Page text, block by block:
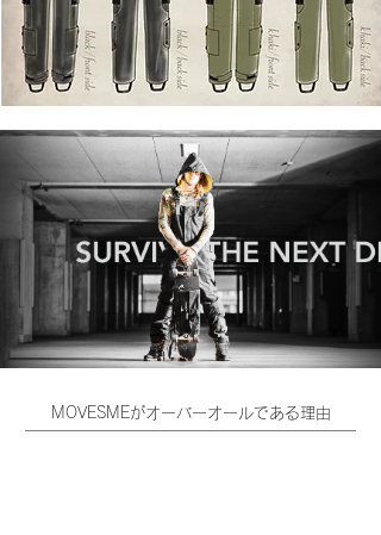
MOVESMEがオーバーオールである理由